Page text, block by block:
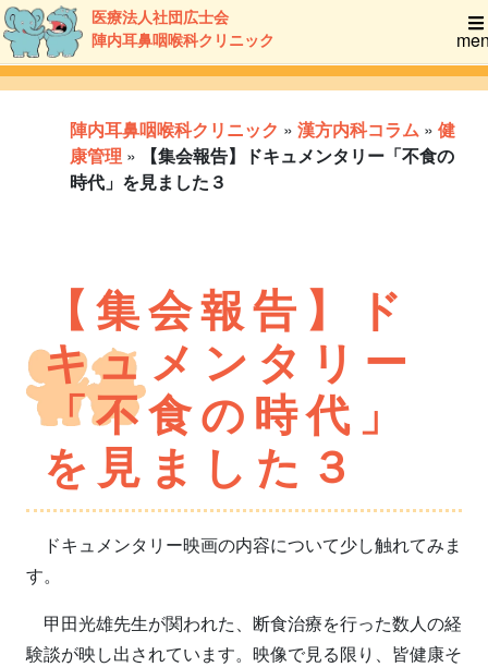
医療法人社団広士会
陣内耳鼻咽喉科クリニック
陣内耳鼻咽喉科クリニック » 漢方内科コラム » 健
康管理 »
【集会報告】ドキュメンタリー「不食の
時代」を見ました３
【集会報告】ド
キュメンタリー
「不食の時代」
を見ました３
ドキュメンタリー映画の内容について少し触れてみま
す。
甲田光雄先生が関われた、断食治療を行った数人の経
験談が映し出されています。映像で見る限り、皆健康そ